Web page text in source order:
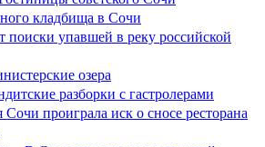
кладбища в Сочи
поиски упавшей в реку российской
озера
разборки с гастролерами
проиграла иск о сносе ресторана